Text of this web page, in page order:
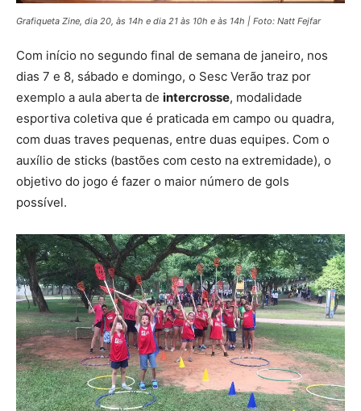
Grafiqueta Zine, dia 20, às 14h e dia 21 às 10h e às 14h | Foto: Natt Fejfar
Com início no segundo final de semana de janeiro, nos
dias 7 e 8, sábado e domingo, o Sesc Verão traz por
exemplo a aula aberta de intercrosse, modalidade
esportiva coletiva que é praticada em campo ou quadra,
com duas traves pequenas, entre duas equipes. Com o
auxílio de sticks (bastões com cesto na extremidade), o
objetivo do jogo é fazer o maior número de gols
possível.